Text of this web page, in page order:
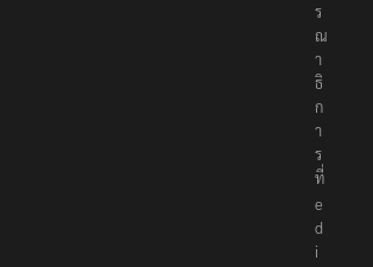
ร
ณ
า
ธิ
ก
า
ร
ที่
e
d
i